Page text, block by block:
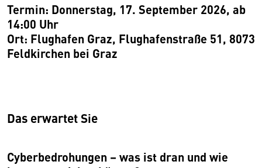
Termin: Donnerstag, 17. September 2026, ab
14:00 Uhr
Ort: Flughafen Graz, Flughafenstraße 51, 8073
Feldkirchen bei Graz
Das erwartet Sie
Cyberbedrohungen – was ist dran und wie